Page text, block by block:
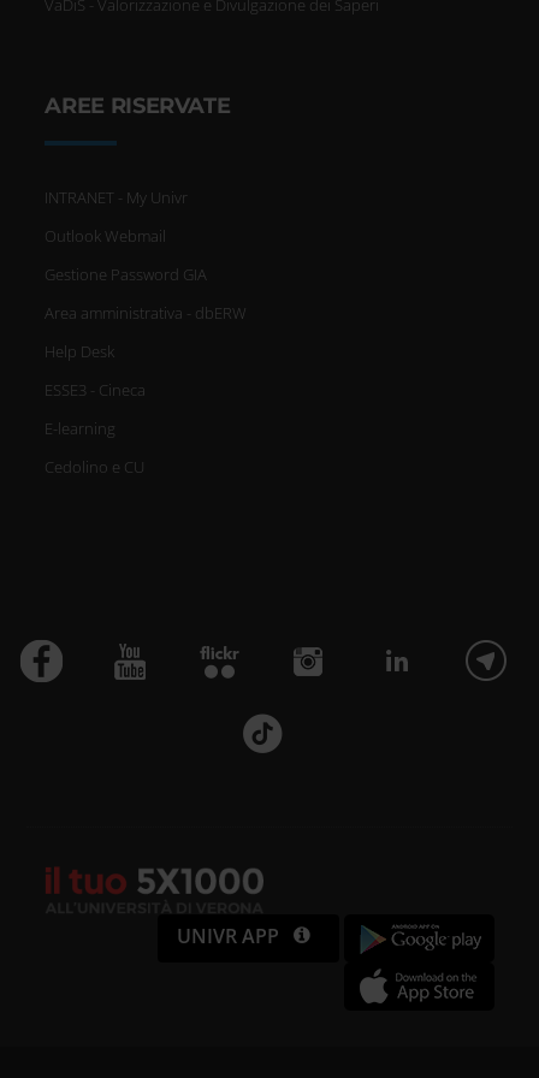
AREE RISERVATE
INTRANET - My Univr
Outlook Webmail
Gestione Password GIA
Area amministrativa - dbERW
Help Desk
ESSE3 - Cineca
E-learning
Cedolino e CU
UNIVR APP